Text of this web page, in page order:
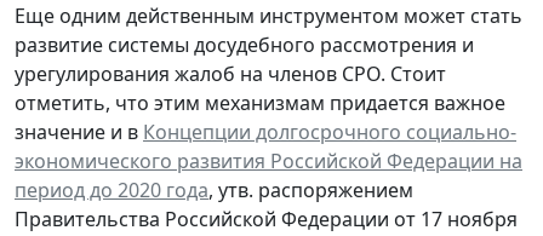
Еще одним действенным инструментом может стать
развитие системы досудебного рассмотрения и
урегулирования жалоб на членов СРО. Стоит
отметить, что этим механизмам придается важное
значение и в Концепции долгосрочного социально-
экономического развития Российской Федерации на
период до 2020 года, утв. распоряжением
Правительства Российской Федерации от 17 ноября